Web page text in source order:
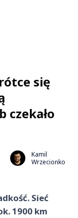
się
czekało
Kamil
Wrzecionko
Sieć
1900 km